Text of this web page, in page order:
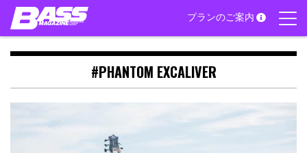
Skip
content
プランのご案内
#PHANTOM EXCALIVER